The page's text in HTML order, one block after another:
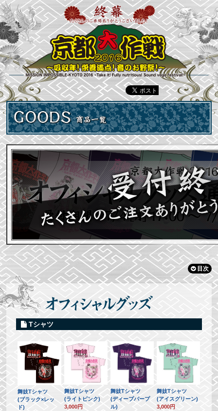
目次
Tシャツ
舞妓Tシャツ
(ブラック×レッ
ド)
舞妓Tシャツ
(ライトピンク)
3,000円
舞妓Tシャツ
(ディープパープ
ル)
舞妓Tシャツ
(アイスグリーン)
3,000円